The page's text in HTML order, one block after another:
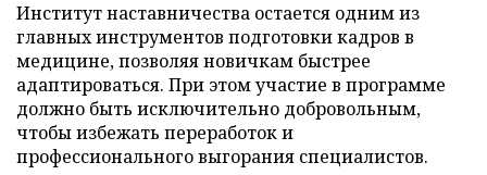
Институт наставничества остается одним из
главных инструментов подготовки кадров в
медицине, позволяя новичкам быстрее
адаптироваться. При этом участие в программе
должно быть исключительно добровольным,
чтобы избежать переработок и
профессионального выгорания специалистов.